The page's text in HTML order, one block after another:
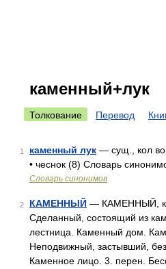
каменный+лук
Толкование Перевод
1 каменный лук — сущ., кол
• чеснок (8) Словарь
Словарь синонимов
2 КАМЕННЫЙ — КАМЕННЫЙ,
Сделанный, состоящий из
лестница. Каменный дом.
Неподвижный, застывший,
Каменное лицо. 3. перен.